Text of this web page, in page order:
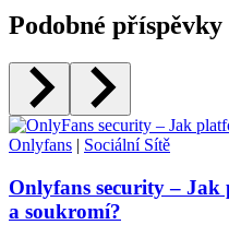
Podobné příspěvky
Onlyfans | Sociální Sítě
Onlyfans security –
a soukromí?